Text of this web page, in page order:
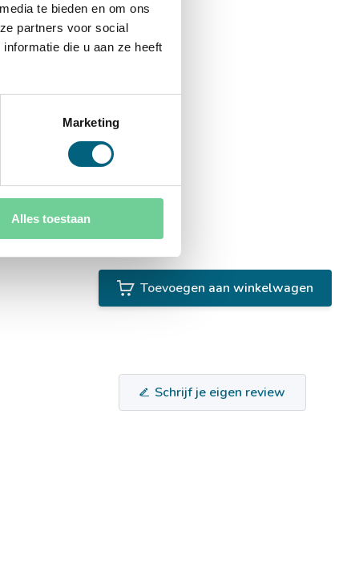
te bieden en om ons
partners voor social
die u aan ze heeft
Marketing
Alles toestaan
Toevoegen aan winkelwagen
Schrijf je eigen review